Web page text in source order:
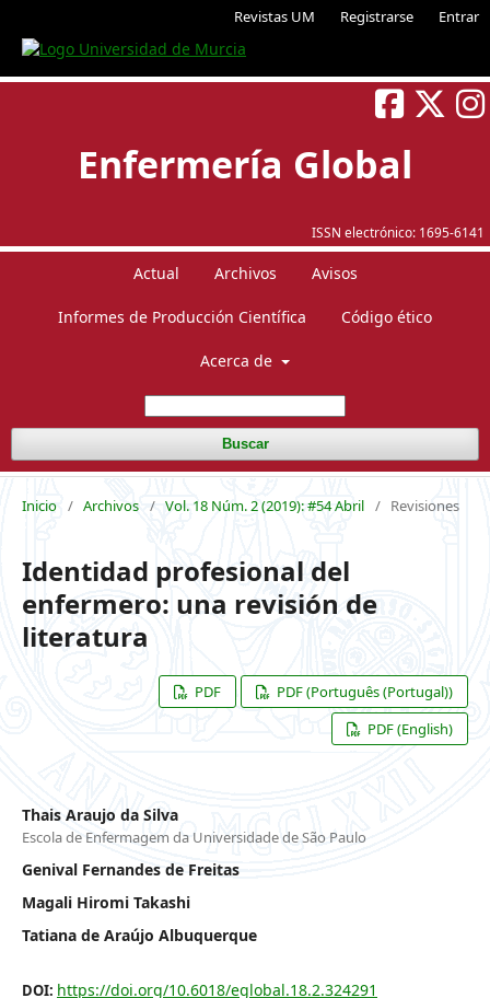
Revistas UM Registrarse Entrar
ISSN electrónico: 1695-6141
Enfermería Global
Actual Archivos Avisos
Informes de Producción Científica Código ético
Acerca de
Buscar
Inicio / Archivos / Vol. 18 Núm. 2 (2019): #54 Abril / Revisiones
Identidad profesional del
enfermero: una revisión de
literatura
PDF
PDF (Português (Portugal))
PDF (English)
Thais Araujo da Silva
Escola de Enfermagem da Universidade de São Paulo
Genival Fernandes de Freitas
Magali Hiromi Takashi
Tatiana de Araújo Albuquerque
DOI: https://doi.org/10.6018/eglobal.18.2.324291